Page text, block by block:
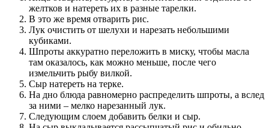
желтков и натереть их в разные тарелки.
В это же время отварить рис.
Лук очистить от шелухи и нарезать небольшими
кубиками.
Шпроты аккуратно переложить в миску, чтобы масла
там оказалось, как можно меньше, после чего
измельчить рыбу вилкой.
Сыр натереть на терке.
На дно блюда равномерно распределить шпроты, а вслед
за ними – мелко нарезанный лук.
Следующим слоем добавить белки и сыр.